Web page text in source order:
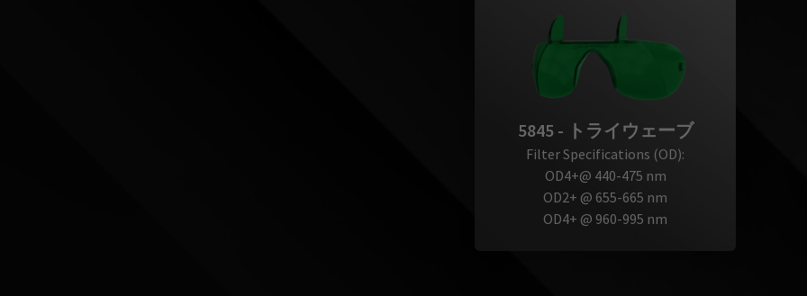
5845 - トライウェーブ
Filter Specifications (OD):
OD4+@ 440-475 nm
OD2+ @ 655-665 nm
OD4+ @ 960-995 nm